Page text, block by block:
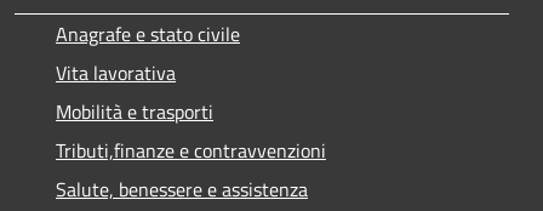
Anagrafe e stato civile
Vita lavorativa
Mobilità e trasporti
Tributi,finanze e contravvenzioni
Salute, benessere e assistenza